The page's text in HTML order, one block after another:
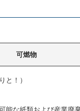
可燃物
と！）